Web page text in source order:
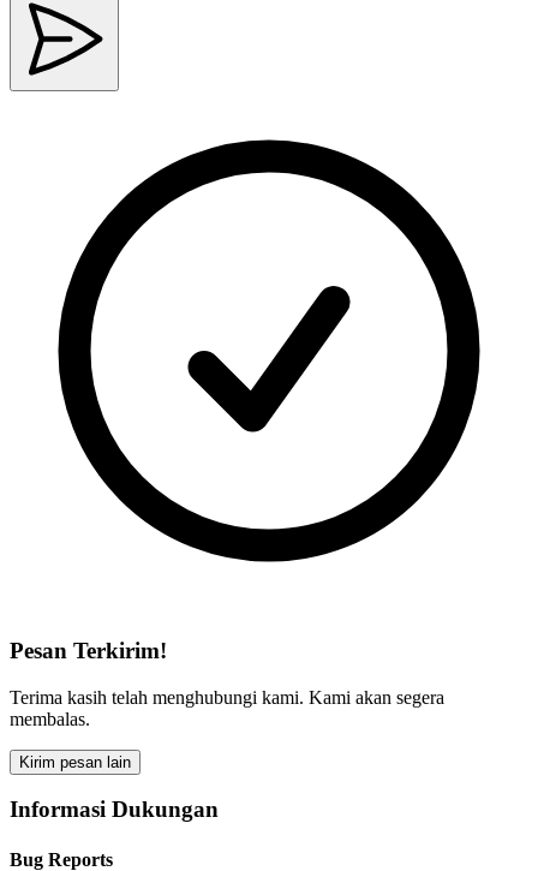
Pesan Terkirim!
Terima kasih telah menghubungi kami. Kami akan segera
membalas.
Kirim pesan lain
Informasi Dukungan
Bug Reports